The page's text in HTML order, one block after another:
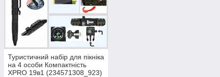
Туристичний набір для пікніка
на 4 особи Компактність
XPRO 19в1 (234571308_923)